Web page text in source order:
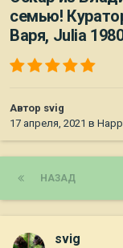
семью!
Варя, Julia
Автор svig
17 апреля, 2021 в
НАЗАД
svig